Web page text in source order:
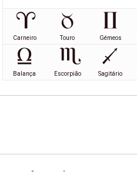
Carneiro Touro Gémeos
Balança Escorpião Sagitário